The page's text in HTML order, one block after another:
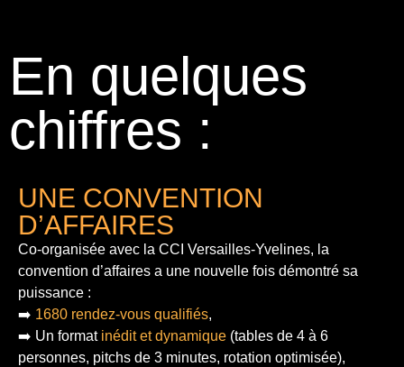
En quelques
chiffres :
UNE CONVENTION
D’AFFAIRES
Co-organisée avec la CCI Versailles-Yvelines, la
convention d’affaires a une nouvelle fois démontré sa
puissance :
➡️ 1680 rendez-vous qualifiés,
➡️ Un format inédit et dynamique (tables de 4 à 6
personnes, pitchs de 3 minutes, rotation optimisée),